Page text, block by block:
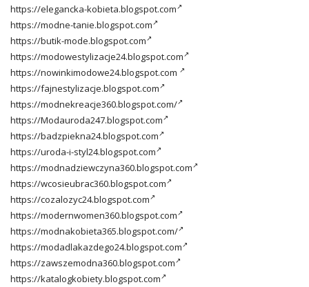
https://elegancka-kobieta.blogspot.com
https://modne-tanie.blogspot.com
https://butik-mode.blogspot.com
https://modowestylizacje24.blogspot.com
https://nowinkimodowe24.blogspot.com
https://fajnestylizacje.blogspot.com
https://modnekreacje360.blogspot.com/
https://Modauroda247.blogspot.com
https://badzpiekna24.blogspot.com
https://uroda-i-styl24.blogspot.com
https://modnadziewczyna360.blogspot.com
https://wcosieubrac360.blogspot.com
https://cozalozyc24.blogspot.com
https://modernwomen360.blogspot.com
https://modnakobieta365.blogspot.com/
https://modadlakazdego24.blogspot.com
https://zawszemodna360.blogspot.com
https://katalogkobiety.blogspot.com